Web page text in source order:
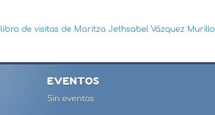
libro de visitas de Maritza Jethsabel Vázquez Murillo
EVENTOS
Sin eventos